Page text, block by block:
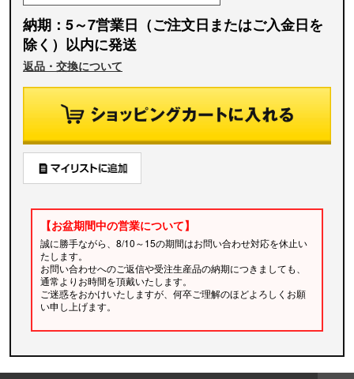
納期：5～7営業日（ご注文日またはご入金日を
除く）以内に発送
返品・交換について
【お盆期間中の営業について】
誠に勝手ながら、8/10～15の期間はお問い合わせ対応を休止い
たします。
お問い合わせへのご返信や受注生産品の納期につきましても、
通常よりお時間を頂戴いたします。
ご迷惑をおかけいたしますが、何卒ご理解のほどよろしくお願
い申し上げます。